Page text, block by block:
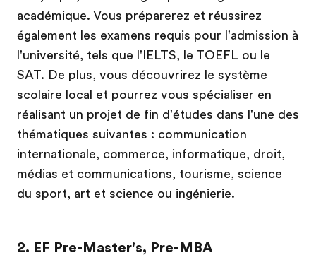
académique. Vous préparerez et réussirez
également les examens requis pour l'admission à
l'université, tels que l'IELTS, le TOEFL ou le
SAT. De plus, vous découvrirez le système
scolaire local et pourrez vous spécialiser en
réalisant un projet de fin d'études dans l'une des
thématiques suivantes : communication
internationale, commerce, informatique, droit,
médias et communications, tourisme, science
du sport, art et science ou ingénierie.
2. EF Pre-Master's, Pre-MBA